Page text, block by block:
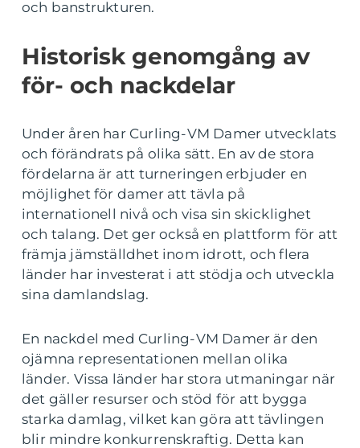
och banstrukturen.
Historisk genomgång av
för- och nackdelar
Under åren har Curling-VM Damer utvecklats
och förändrats på olika sätt. En av de stora
fördelarna är att turneringen erbjuder en
möjlighet för damer att tävla på
internationell nivå och visa sin skicklighet
och talang. Det ger också en plattform för att
främja jämställdhet inom idrott, och flera
länder har investerat i att stödja och utveckla
sina damlandslag.
En nackdel med Curling-VM Damer är den
ojämna representationen mellan olika
länder. Vissa länder har stora utmaningar när
det gäller resurser och stöd för att bygga
starka damlag, vilket kan göra att tävlingen
blir mindre konkurrenskraftig. Detta kan